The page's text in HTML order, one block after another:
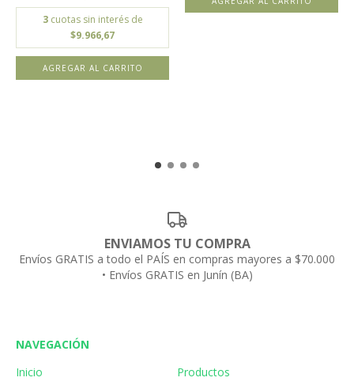
3 cuotas sin interés de
$9.966,67
ENVIAMOS TU COMPRA
Envíos GRATIS a todo el PAÍS en compras mayores a $70.000
• Envíos GRATIS en Junín (BA)
NAVEGACIÓN
Inicio
Productos